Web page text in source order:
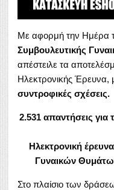
Με αφορμή την Ημέρα
Συμβουλευτικής
απέστειλε τα
Ηλεκτρονικής Έρευνα,
συντροφικές σχέσεις.
2.531 απαντήσεις για
Ηλεκτρονική
Γυναικών
Στο πλαίσιο των